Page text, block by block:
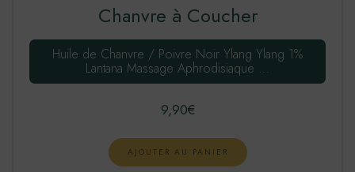
Chanvre à Coucher
Huile de Chanvre / Poivre Noir Ylang Ylang 1%
Lantana Massage Aphrodisiaque …
9,90€
AJOUTER AU PANIER